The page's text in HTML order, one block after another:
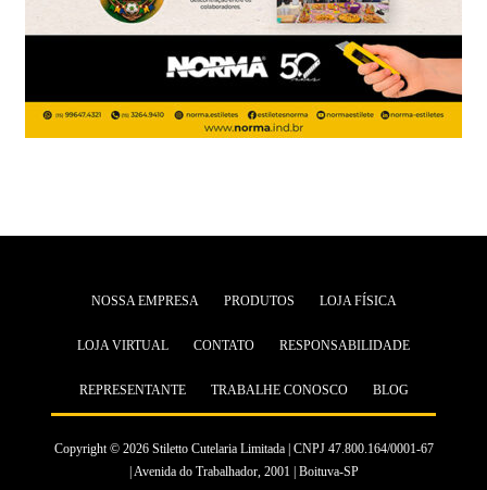
NOSSA EMPRESA PRODUTOS LOJA FÍSICA
LOJA VIRTUAL CONTATO RESPONSABILIDADE
REPRESENTANTE TRABALHE CONOSCO BLOG
Copyright © 2026 Stiletto Cutelaria Limitada | CNPJ 47.800.164/0001-67
| Avenida do Trabalhador, 2001 | Boituva-SP